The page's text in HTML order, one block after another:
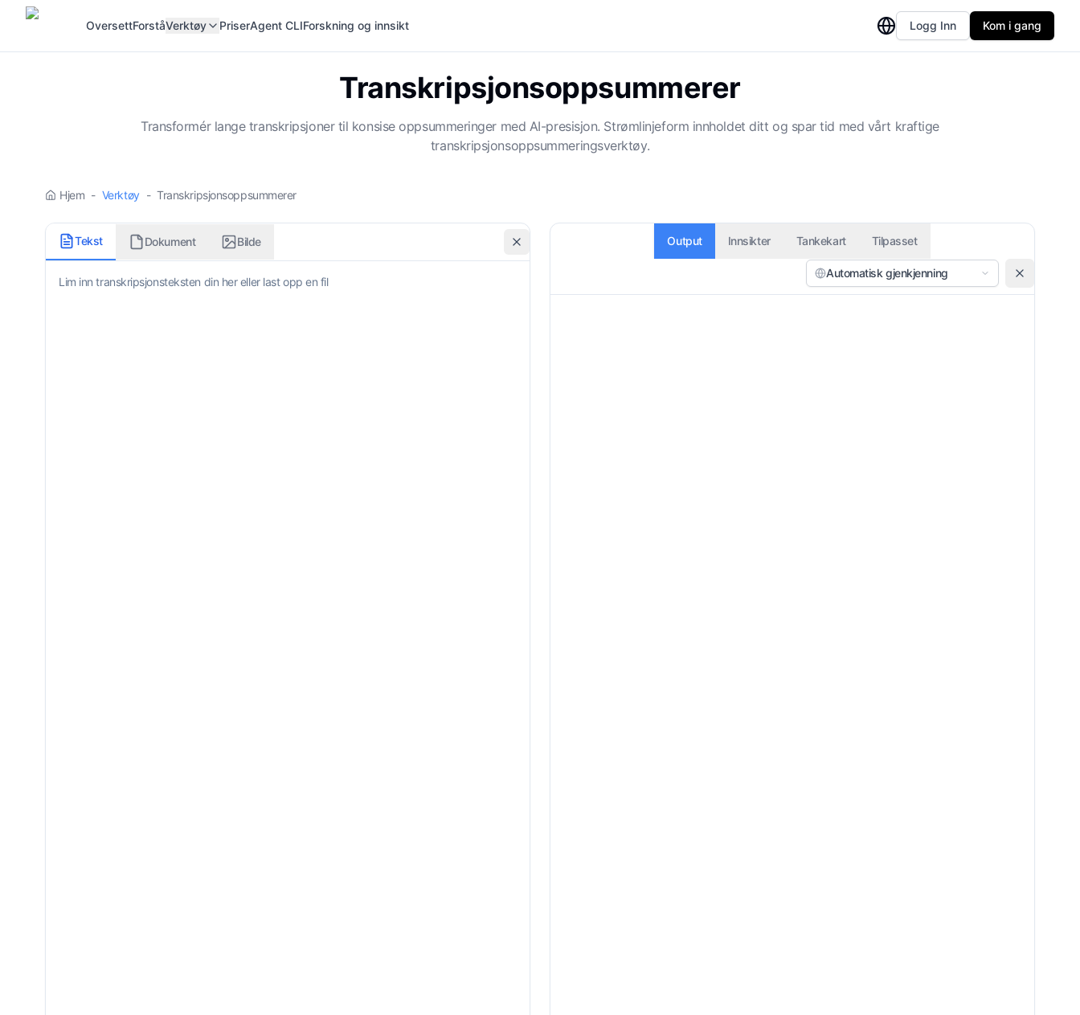
OversettForståVerktøy PriserAgent CLIForskning og innsikt Logg Inn Kom i gang
Transkripsjonsoppsummerer
Transformér lange transkripsjoner til konsise oppsummeringer med AI-presisjon. Strømlinjeform innholdet ditt og spar tid med vårt kraftige
transkripsjonsoppsummeringsverktøy.
Hjem - Verktøy - Transkripsjonsoppsummerer
Tekst Dokument Bilde Output Innsikter Tankekart Tilpasset
Automatisk gjenkjenning